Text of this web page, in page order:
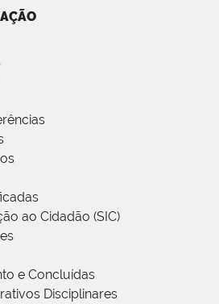
ao Cidadão (SIC)
e Concluídas
Disciplinares